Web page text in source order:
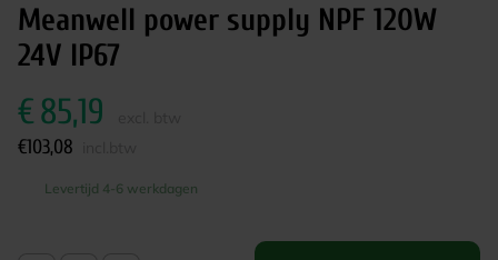
Meanwell power supply NPF 120W
24V IP67
€85,19
€103,08
Levertijd 4-6 werkdagen